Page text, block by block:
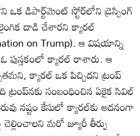
డిపార్ట్‌మెంట్ స్టోర్‌లోని డ్రెస్సింగ్
దాడి చేశారని క్యారల్
on Trump). ఆ విషయాన్ని
పుస్తకంలో క్యారల్ రాశారు. ఆ
క్యారల్ ఒక పిచ్చిదని ట్రంప్
సంబంధించిన ఏకైక సివిల్
నష్టం కేసులో క్యారల్‌కు అదనంగా
మరో జ్యూరీ తీర్పు